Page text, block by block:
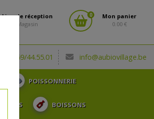
Lieu de réception
Magasin
0
Mon panier
0.00 €
069/44.55.01 info@aubiovillage.be
POISSONNERIE
BOISSONS